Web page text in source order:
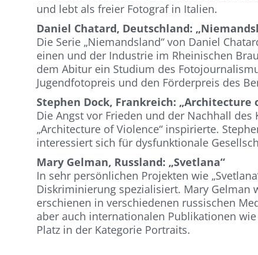
und lebt als freier Fotograf in Italien.
Daniel Chatard, Deutschland:
Die Serie „Niemandsland“ von Daniel
einen und der Industrie im Rheinischen
dem Abitur ein Studium des
Jugendfotopreis und den Förderpreis des
Stephen Dock, Frankreich: „Architecture
Die Angst vor Frieden und der Nachhall
„Architecture of Violence“ inspirierte.
interessiert sich für dysfunktionale
Mary Gelman, Russland: „Svetlana“
In sehr persönlichen Projekten wie
Diskriminierung spezialisiert. Mary Gelman
erschienen in verschiedenen russischen
aber auch internationalen Publikationen
Platz in der Kategorie Portraits.